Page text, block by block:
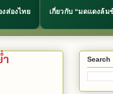
ส่องไทย เกี่ยวกับ “มดแดงล้ม
Search